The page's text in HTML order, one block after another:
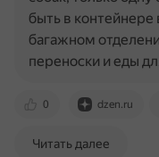
0 dzen.ru
быть в контейнере
багажном
переноски и еды
Читать далее